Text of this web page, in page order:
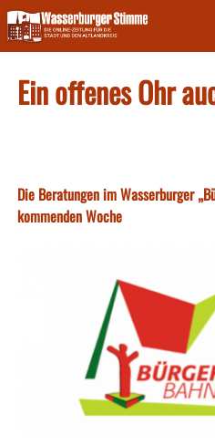
Skip
to
content
Ein offenes Ohr
Die Beratungen im Wasserburger
kommenden Woche